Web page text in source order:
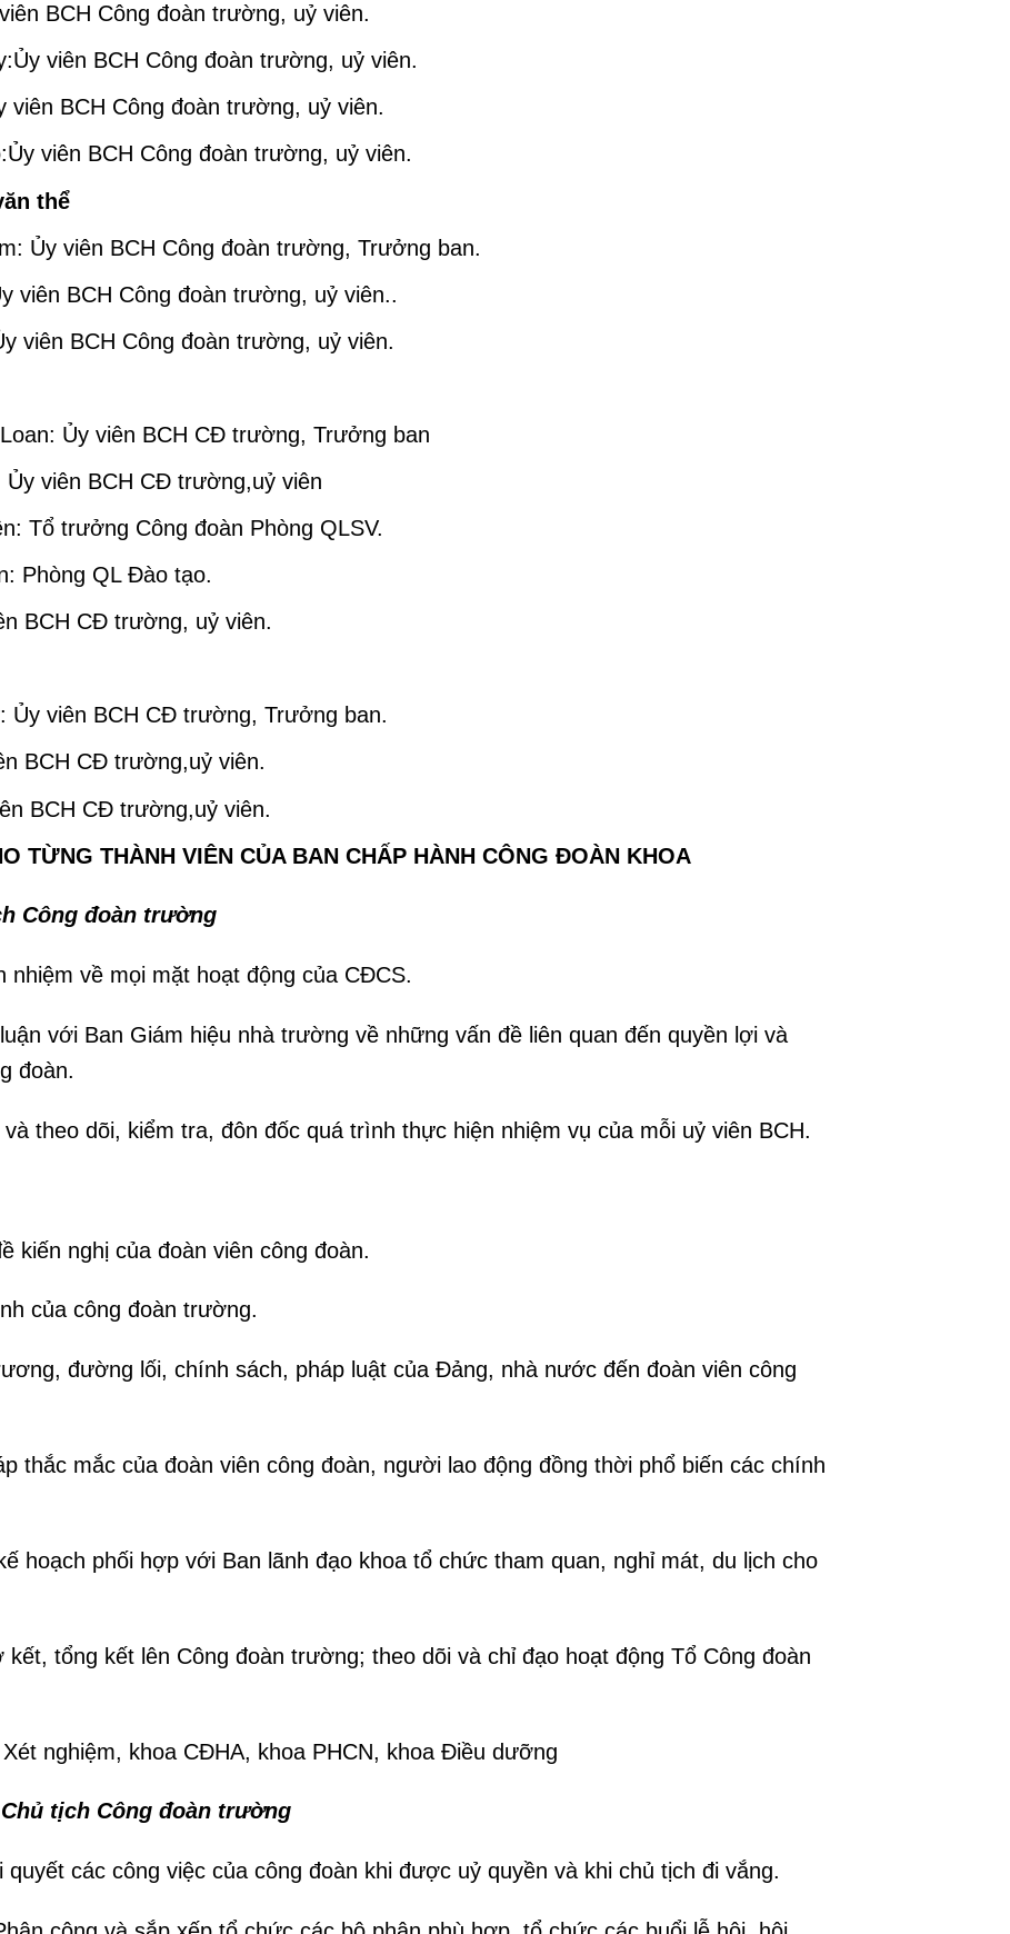
BCH Công đoàn trường, uỷ viên.
viên BCH Công đoàn trường, uỷ viên.
viên BCH Công đoàn trường, uỷ viên.
viên BCH Công đoàn trường, uỷ viên.
thể
Ủy viên BCH Công đoàn trường, Trưởng ban.
viên BCH Công đoàn trường, uỷ viên..
viên BCH Công đoàn trường, uỷ viên.
Ủy viên BCH CĐ trường, Trưởng ban
viên BCH CĐ trường,uỷ viên
Tổ trưởng Công đoàn Phòng QLSV.
Phòng QL Đào tạo.
BCH CĐ trường, uỷ viên.
Ủy viên BCH CĐ trường, Trưởng ban.
BCH CĐ trường,uỷ viên.
BCH CĐ trường,uỷ viên.
TỪNG THÀNH VIÊN CỦA BAN CHẤP HÀNH CÔNG ĐOÀN KHOA
Công đoàn trường
nhiệm về mọi mặt hoạt động của CĐCS.
với Ban Giám hiệu nhà trường về những vấn đề liên quan đến quyền lợi và
đoàn.
theo dõi, kiểm tra, đôn đốc quá trình thực hiện nhiệm vụ của mỗi uỷ viên BCH.
kiến nghị của đoàn viên công đoàn.
của công đoàn trường.
đường lối, chính sách, pháp luật của Đảng, nhà nước đến đoàn viên công
thắc mắc của đoàn viên công đoàn, người lao động đồng thời phổ biến các chính
hoạch phối hợp với Ban lãnh đạo khoa tổ chức tham quan, nghỉ mát, du lịch cho
tổng kết lên Công đoàn trường; theo dõi và chỉ đạo hoạt động Tổ Công đoàn
nghiệm, khoa CĐHA, khoa PHCN, khoa Điều dưỡng
tịch Công đoàn trường
các công việc của công đoàn khi được uỷ quyền và khi chủ tịch đi vắng.